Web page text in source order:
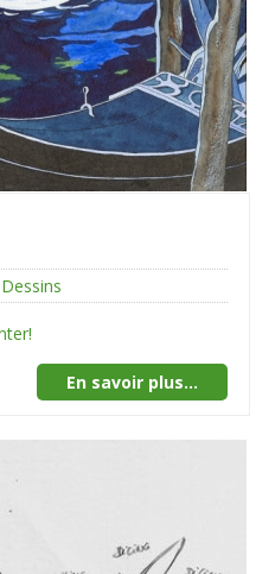
Dessins
En savoir plus...